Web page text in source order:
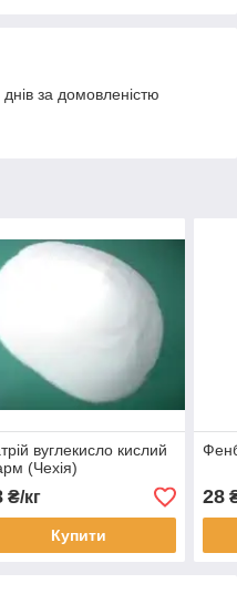
за домовленістю
вуглекисло кислий
(Чехія)
₴/кг
Купити
28